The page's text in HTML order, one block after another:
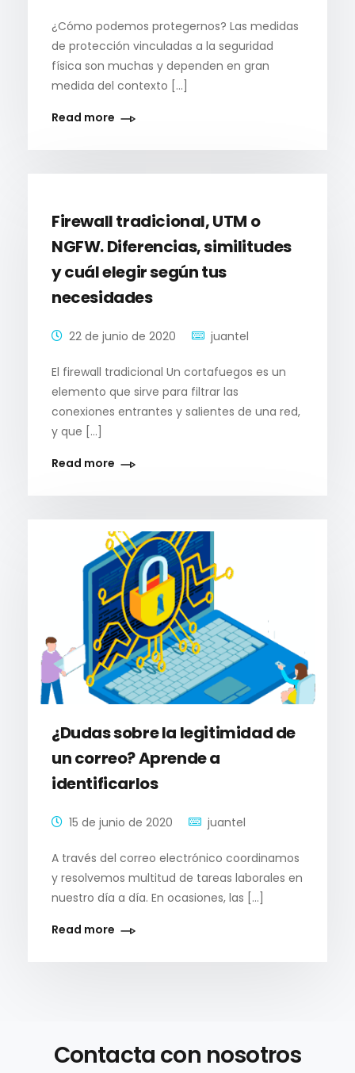
¿Cómo podemos protegernos? Las medidas
de protección vinculadas a la seguridad
física son muchas y dependen en gran
medida del contexto […]
Read more
Firewall tradicional, UTM o
NGFW. Diferencias, similitudes
y cuál elegir según tus
necesidades
22 de junio de 2020 juantel
El firewall tradicional Un cortafuegos es un
elemento que sirve para filtrar las
conexiones entrantes y salientes de una red,
y que […]
Read more
¿Dudas sobre la legitimidad de
un correo? Aprende a
identificarlos
15 de junio de 2020 juantel
A través del correo electrónico coordinamos
y resolvemos multitud de tareas laborales en
nuestro día a día. En ocasiones, las […]
Read more
Contacta con nosotros